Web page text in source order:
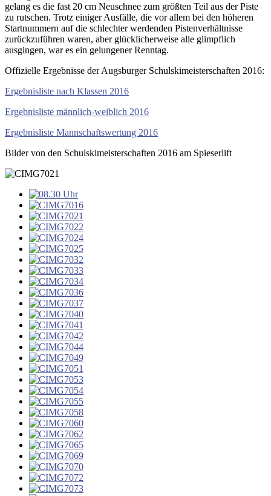
gelang es die fast 20 cm Neuschnee zum größten Teil aus der Piste
zu rutschen. Trotz einiger Ausfälle, die vor allem bei den höheren
Startnummern auf die schlechter werdenden Pistenverhältnisse
zurückzuführen waren, aber glücklicherweise alle glimpflich
ausgingen, war es ein gelungener Renntag.
Offizielle Ergebnisse der Augsburger Schulskimeisterschaften 2016:
Ergebnisliste nach Klassen 2016
Ergebnisliste männlich-weiblich 2016
Ergebnisliste Mannschaftswertung 2016
Bilder von den Schulskimeisterschaften 2016 am Spieserlift